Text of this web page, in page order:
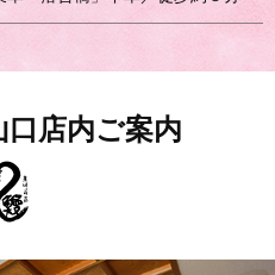
口店内ご案内